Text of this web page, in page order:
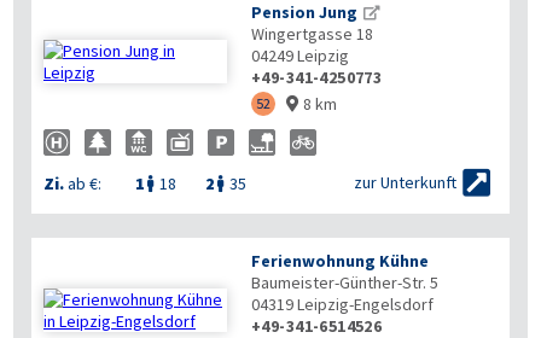

Pension Jung
Wingertgasse 18
04249Leipzig
+49-341-4250773
52  8 km
Zi.ab €: 1  18 2  35 zur Unterkunft 
Ferienwohnung Kühne
Baumeister-Günther-Str. 5
04319Leipzig-Engelsdorf
+49-341-6514526